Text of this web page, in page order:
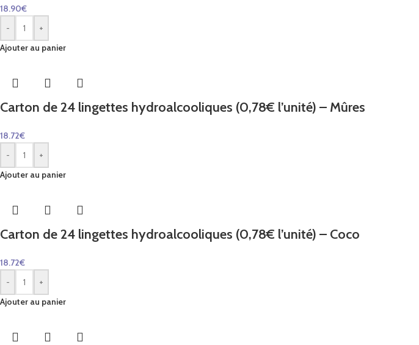
18.90€
-
+
Ajouter au panier
Carton de 24 lingettes hydroalcooliques (0,78€ l’unité) – Mûres
18.72€
-
+
Ajouter au panier
Carton de 24 lingettes hydroalcooliques (0,78€ l’unité) – Coco
18.72€
-
+
Ajouter au panier